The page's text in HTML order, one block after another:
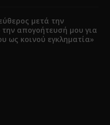
μετά την
απογοήτευσή μου για
ως κοινού εγκληματία»